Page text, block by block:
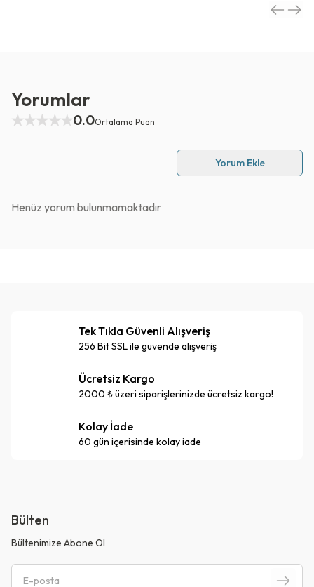
Yorumlar
0.0Ortalama Puan
Yorum Ekle
Henüz yorum bulunmamaktadır
Tek Tıkla Güvenli Alışveriş
256 Bit SSL ile güvende alışveriş
Ücretsiz Kargo
2000 ₺ üzeri siparişlerinizde ücretsiz kargo!
Kolay İade
60 gün içerisinde kolay iade
Bülten
Bültenimize Abone Ol